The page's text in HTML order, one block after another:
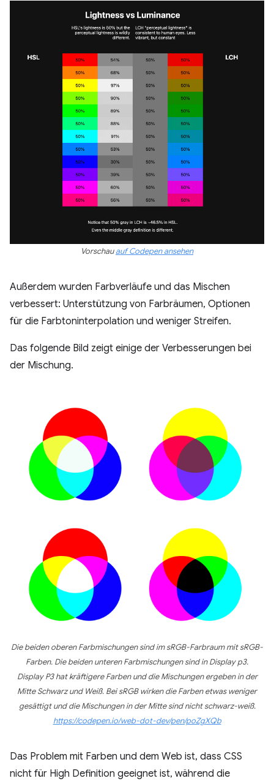
Vorschauauf Codepen ansehen
Außerdem wurden Farbverläufe und das Mischen
verbessert: Unterstützung von Farbräumen, Optionen
für die Farbtoninterpolation und weniger Streifen.
Das folgende Bild zeigt einige der Verbesserungen bei
der Mischung.
Die beiden oberen Farbmischungen sind im sRGB-Farbraum mit sRGB-
Farben. Die beiden unteren Farbmischungen sind in Display p3.
Display P3 hat kräftigere Farben und die Mischungen ergeben in der
Mitte Schwarz und Weiß. Bei sRGB wirken die Farben etwas weniger
gesättigt und die Mischungen in der Mitte sind nicht schwarz-weiß.
https://codepen.io/web-dot-dev/pen/poZgXQb
Das Problem mit Farben und dem Web ist, dass CSS
nicht für High Definition geeignet ist, während die